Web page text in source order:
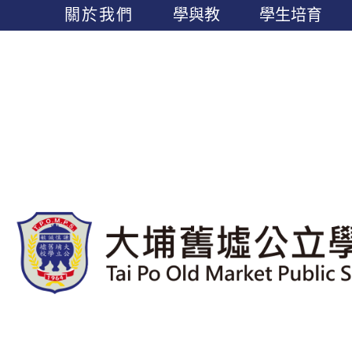
關於我們 學與教 學生培育